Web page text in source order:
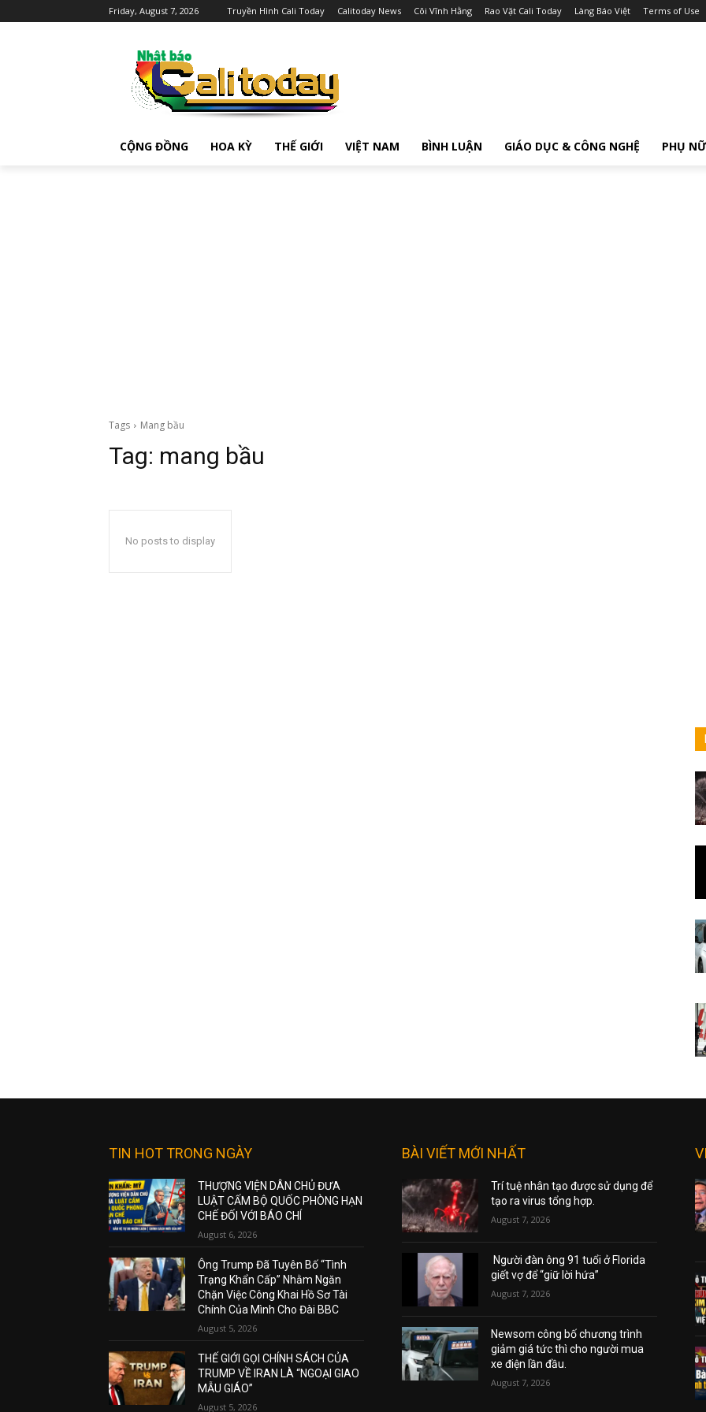
Friday, August 7, 2026 Truyền Hình Cali Today Calitoday News Cõi Vĩnh Hằng Rao Vặt Cali Today Làng Báo Việt Terms of Use
CỘNG ĐỒNG HOA KỲ THẾ GIỚI VIỆT NAM BÌNH LUẬN GIÁO DỤC & CÔNG NGHỆ PHỤ NỮ
Tags Mang bầu
Tag: mang bầu
No posts to display
TIN HOT TRONG NGÀY
THƯỢNG VIỆN DÂN CHỦ ĐƯA
LUẬT CẤM BỘ QUỐC PHÒNG HẠN
CHẾ ĐỐI VỚI BÁO CHÍ
August 6, 2026
Ông Trump Đã Tuyên Bố “Tình
Trạng Khẩn Cấp” Nhằm Ngăn
Chặn Việc Công Khai Hồ Sơ Tài
Chính Của Mình Cho Đài BBC
August 5, 2026
THẾ GIỚI GỌI CHÍNH SÁCH CỦA
TRUMP VỀ IRAN LÀ “NGOẠI GIAO
MẪU GIÁO”
August 5, 2026
BÀI VIẾT MỚI NHẤT
Trí tuệ nhân tạo được sử dụng để
tạo ra virus tổng hợp.
August 7, 2026
Người đàn ông 91 tuổi ở Florida
giết vợ để “giữ lời hứa”
August 7, 2026
Newsom công bố chương trình
giảm giá tức thì cho người mua
xe điện lần đầu.
August 7, 2026